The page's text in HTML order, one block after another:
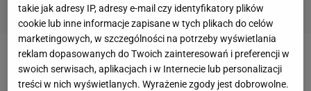
ĆWICZENIA NA ODCHUDZANIE
takie jak adresy IP, adresy e-mail czy identyfikatory plików
cookie lub inne informacje zapisane w tych plikach do celów
marketingowych, w szczególności na potrzeby wyświetlania
reklam dopasowanych do Twoich zainteresowań i preferencji w
swoich serwisach, aplikacjach i w Internecie lub personalizacji
treści w nich wyświetlanych. Wyrażenie zgody jest dobrowolne.